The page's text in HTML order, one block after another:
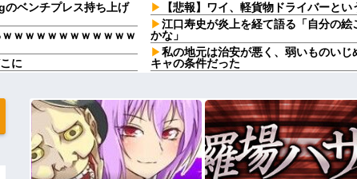
ベンチプレス持ち上げ
ｗｗｗｗｗｗｗｗｗｗｗ
に
その名前について考えた
ょっとお金足りないから
が座っていた。声を掛け
【悲報】ワイ、軽貨物ドライバーとい
江口寿史が炎上を経て語る「自分の
かな」
私の地元は治安が悪く、弱いものい
キャの条件だった
子さんのほうですよ」後はシラネｗ
義兄嫁が「義兄と喧嘩してDVされた
てきた。私「無理」義兄嫁「お腹痛い
たら、甘いことを言われ…
【急増】「外国人受け入れ反対」
東大調査「若い世代ほど増加」